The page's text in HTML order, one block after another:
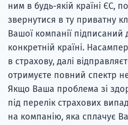
ним в будь-якій країні ЄС,
звернутися в ту приватну
Вашої компанії підписаний
конкретній країні.
в страхову, далі
отримуєте повний спектр
Якщо Ваша проблема зі
під перелік страхових
на компанію, яка сплачує